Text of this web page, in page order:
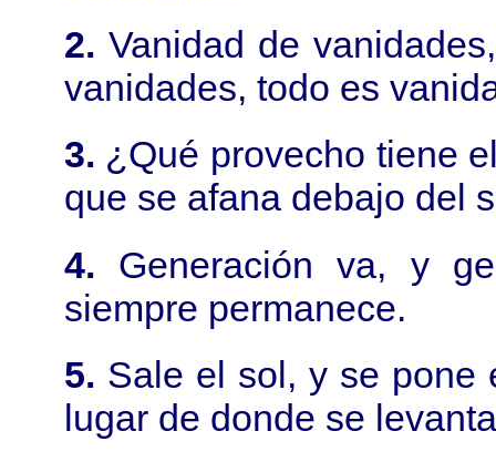
2. Vanidad de
vanidades, todo es
3. ¿Qué provecho tiene
que se afana debajo del
4. Generación va, y
siempre permanece.
5. Sale el sol, y se pone
lugar de donde se